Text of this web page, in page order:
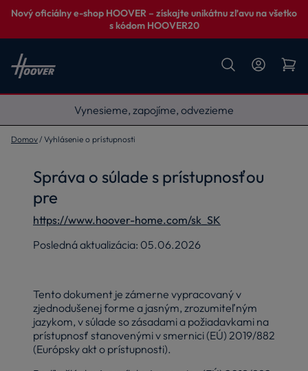
Nový oficiálny e-shop HOOVER – získajte unikátnu zľavu na všetko
s kódom HOOVER20
Vynesieme, zapojíme, odvezieme
Domov Vyhlásenie o prístupnosti
Správa o súlade s prístupnosťou
pre
https://www.hoover-home.com/sk_SK
Posledná aktualizácia: 05.06.2026
Tento dokument je zámerne vypracovaný v
zjednodušenej forme a jasným, zrozumiteľným
jazykom, v súlade so zásadami a požiadavkami na
prístupnosť stanovenými v smernici (EÚ) 2019/882
(Európsky akt o prístupnosti).